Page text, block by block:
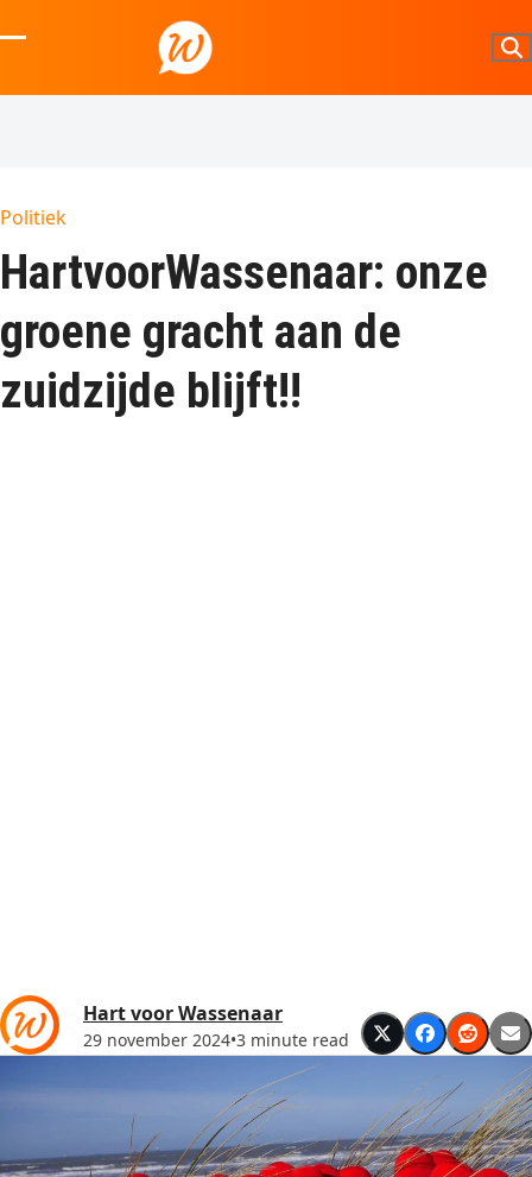
to
mobile
mobile
Politiek
HartvoorWassenaar: onze
groene gracht aan de
zuidzijde blijft!!
Hart voor Wassenaar
29 november 2024•3 minute read